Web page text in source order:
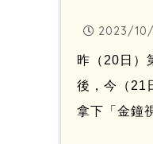
2023/
昨（20日）
後，今（21
拿下「金鐘
持，而這次